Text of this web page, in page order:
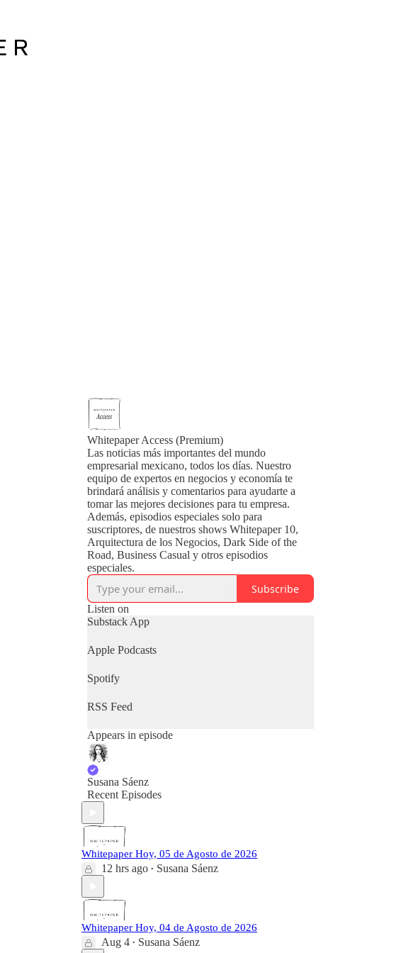
Whitepaper Access (Premium)
Las noticias más importantes del mundo
empresarial mexicano, todos los días. Nuestro
equipo de expertos en negocios y economía te
brindará análisis y comentarios para ayudarte a
tomar las mejores decisiones para tu empresa.
Además, episodios especiales solo para
suscriptores, de nuestros shows Whitepaper 10,
Arquitectura de los Negocios, Dark Side of the
Road, Business Casual y otros episodios
especiales.
Subscribe
Listen on
Substack App
Apple Podcasts
Spotify
RSS Feed
Appears in episode
Susana Sáenz
Recent Episodes
Whitepaper Hoy, 05 de Agosto de 2026
12 hrs ago • Susana Sáenz
Whitepaper Hoy, 04 de Agosto de 2026
Aug 4 • Susana Sáenz